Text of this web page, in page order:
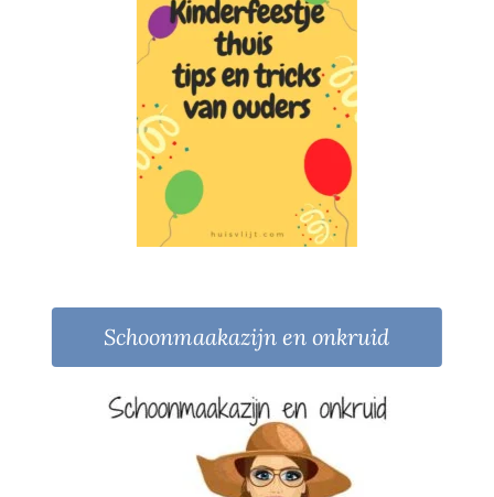
Schoonmaakazijn en onkruid